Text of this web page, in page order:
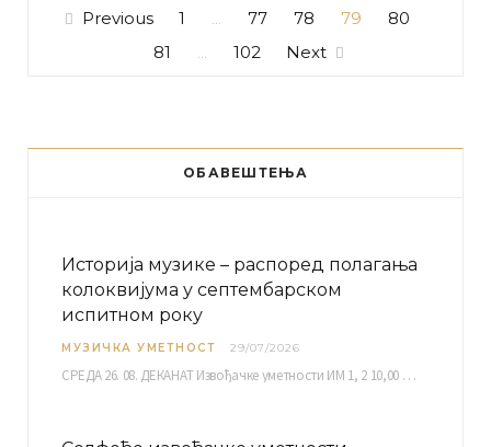
Previous 1 77 78 79
80
81
102 Next
ОБАВЕШТЕЊА
Историја музике – распоред полагања
колоквијума у септембарском
испитном року
МУЗИЧКА УМЕТНОСТ 29/07/2026
СРЕДА 26. 08. ДЕКАНАТ Извођачке уметности ИМ 1, 2 10,00 ИМ 3, 4 10,30 ИМ…